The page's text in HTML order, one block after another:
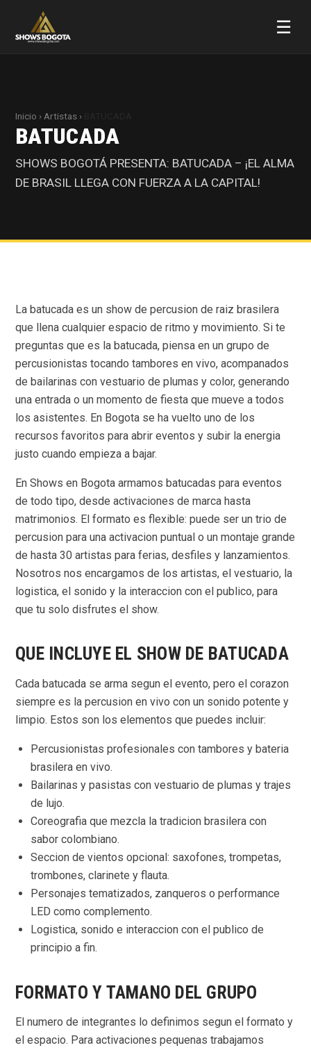
☰
Inicio › Artistas ›
BATUCADA
SHOWS BOGOTÁ PRESENTA: BATUCADA – ¡EL ALMA
DE BRASIL LLEGA CON FUERZA A LA CAPITAL!
La batucada es un show de percusion de raiz brasilera
que llena cualquier espacio de ritmo y movimiento. Si te
preguntas que es la batucada, piensa en un grupo de
percusionistas tocando tambores en vivo, acompanados
de bailarinas con vestuario de plumas y color, generando
una entrada o un momento de fiesta que mueve a todos
los asistentes. En Bogota se ha vuelto uno de los
recursos favoritos para abrir eventos y subir la energia
justo cuando empieza a bajar.
En Shows en Bogota armamos batucadas para eventos
de todo tipo, desde activaciones de marca hasta
matrimonios. El formato es flexible: puede ser un trio de
percusion para una activacion puntual o un montaje grande
de hasta 30 artistas para ferias, desfiles y lanzamientos.
Nosotros nos encargamos de los artistas, el vestuario, la
logistica, el sonido y la interaccion con el publico, para
que tu solo disfrutes el show.
QUE INCLUYE EL SHOW DE BATUCADA
Cada batucada se arma segun el evento, pero el corazon
siempre es la percusion en vivo con un sonido potente y
limpio. Estos son los elementos que puedes incluir:
Percusionistas profesionales con tambores y bateria
brasilera en vivo.
Bailarinas y pasistas con vestuario de plumas y trajes
de lujo.
Coreografia que mezcla la tradicion brasilera con
sabor colombiano.
Seccion de vientos opcional: saxofones, trompetas,
trombones, clarinete y flauta.
Personajes tematizados, zanqueros o performance
LED como complemento.
Logistica, sonido e interaccion con el publico de
principio a fin.
FORMATO Y TAMANO DEL GRUPO
El numero de integrantes lo definimos segun el formato y
el espacio. Para activaciones pequenas trabajamos